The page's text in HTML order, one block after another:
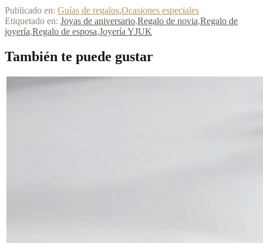
Publicado en: Guías de regalos,Ocasiones especiales
Etiquetado en: Joyas de aniversario,Regalo de novia,Regalo de
joyería,Regalo de esposa,Joyería YJUK
También te puede gustar